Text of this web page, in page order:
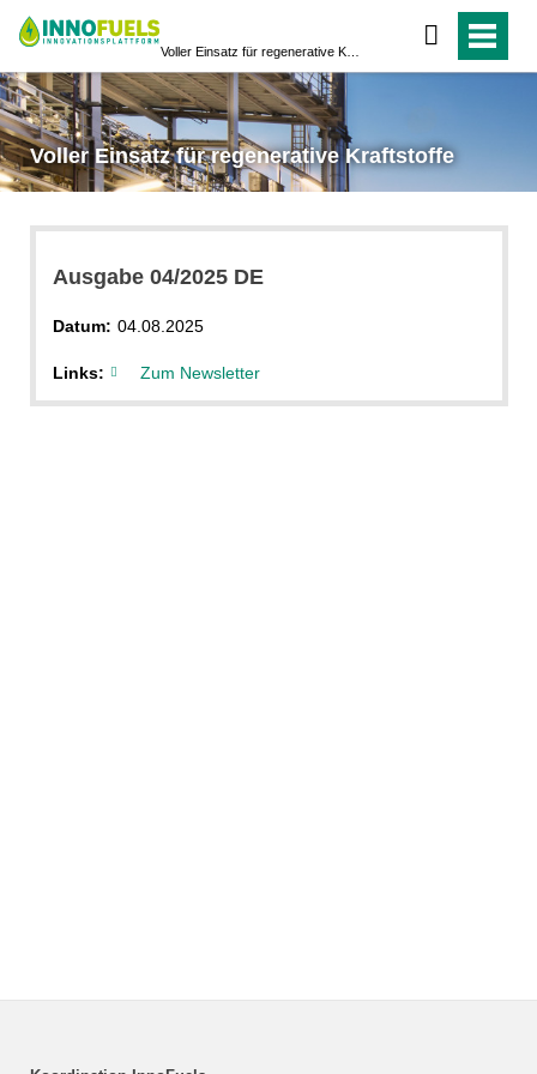
Voller Einsatz für regenerative Kraftstoffe
Ausgabe 04/2025 DE
Datum: 04.08.2025
Links: Zum Newsletter